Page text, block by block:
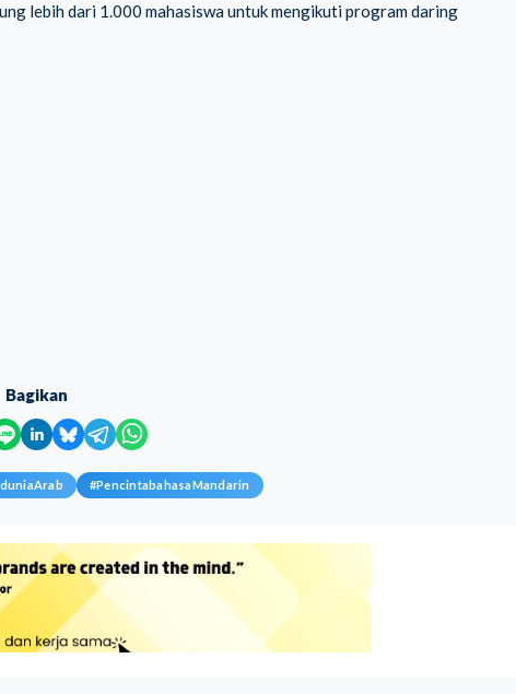
lebih dari 1.000 mahasiswa untuk mengikuti program daring
Bagikan
#PencintabahasaMandarin